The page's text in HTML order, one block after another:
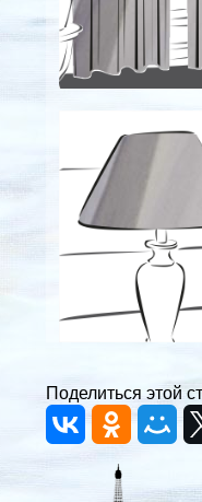
Поделиться этой